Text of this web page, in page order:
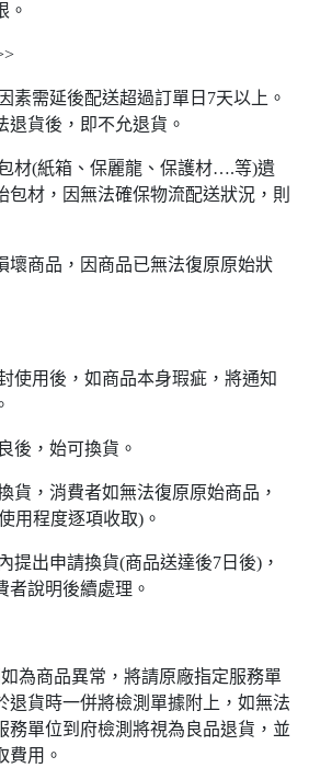
。
素需延後配送超過訂單日7天以上。
退貨後，即不允退貨。
材(紙箱、保麗龍、保護材….等)遺
包材，因無法確保物流配送狀況，則
壞商品，因商品已無法復原原始狀
用後，如商品本身瑕疵，將通知
，始可換貨。
，消費者如無法復原原始商品，
用程度逐項收取)。
出申請換貨(商品送達後7日後)，
者說明後續處理。
為商品異常，將請原廠指定服務單
退貨時一併將檢測單據附上，如無法
務單位到府檢測將視為良品退貨，並
費用。